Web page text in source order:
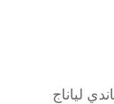
لياناج